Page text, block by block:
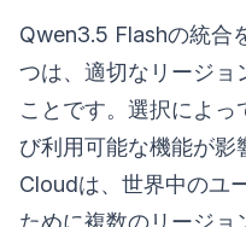
Qwen3.5 Flashの統合
つは、適切なリージョ
ことです。選択によっ
び利用可能な機能が
Cloudは、世界中のユ
ために複数のリージョ